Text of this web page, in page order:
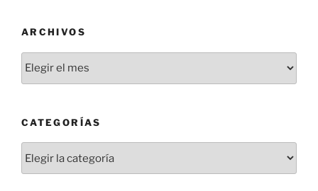
ARCHIVOS
CATEGORÍAS